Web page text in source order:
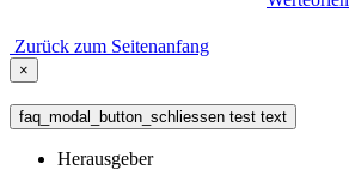
Zurück zum Seitenanfang
×
faq_modal_button_schliessen test text
Herausgeber